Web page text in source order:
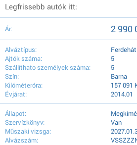
Legfrissebb autók itt:
Ár: 2 990
Alváztípus:
Ajtók száma:
5
Szállíthato személyek száma:
5
Szín:
Barna
Kilóméteróra:
157 091
Évjárat:
2014.01
Állapot:
Szervízkönyv:
Van
Műszaki vizsga:
Alvázszám: